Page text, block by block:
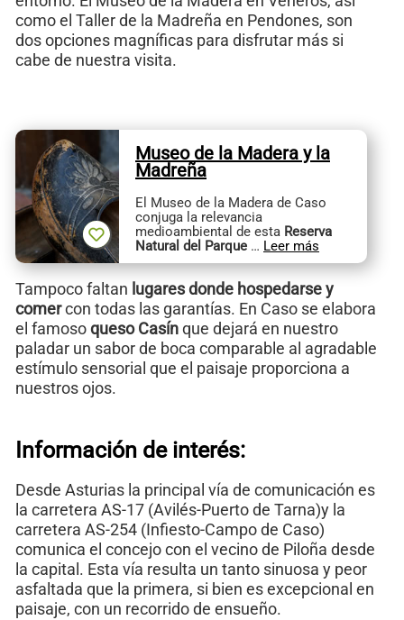
como el Taller de la Madreña en Pendones, son
dos opciones magníficas para disfrutar más si
cabe de nuestra visita.
Museo de la Madera y la
Madreña
El Museo de la Madera de Caso
conjuga la relevancia
medioambiental de esta Reserva
Natural del Parque … Leer más
Tampoco faltan lugares donde hospedarse y
comercon todas las garantías. En Caso se elabora
el famosoqueso Casínque dejará en nuestro
paladar un sabor de boca comparable al agradable
estímulo sensorial que el paisaje proporciona a
nuestros ojos.
Información de interés:
Desde Asturias la principal vía de comunicación es
la carretera AS-17 (Avilés-Puerto de Tarna)y la
carretera AS-254 (Infiesto-Campo de Caso)
comunica el concejo con el vecino de Piloña desde
la capital. Esta vía resulta un tanto sinuosa y peor
asfaltada que la primera, si bien es excepcional en
paisaje, con un recorrido de ensueño.